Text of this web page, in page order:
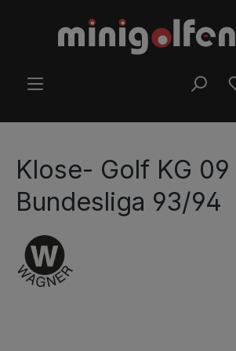
Ir para o conteúdo principal
Klose- Golf KG 09
Bundesliga 93/94